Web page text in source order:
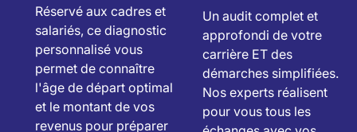
Réservé aux cadres et
salariés, ce diagnostic
personnalisé vous
permet de connaître
l'âge de départ optimal
et le montant de vos
revenus pour préparer
Un audit complet et
approfondi de votre
carrière ET des
démarches simplifiées.
Nos experts réalisent
pour vous tous les